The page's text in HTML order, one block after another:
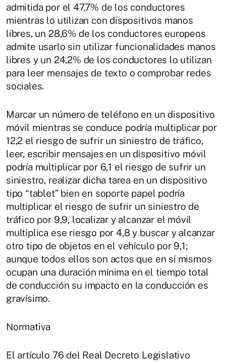
admitida por el 47,7% de los conductores
mientras lo utilizan con dispositivos manos
libres, un 28,6% de los conductores europeos
admite usarlo sin utilizar funcionalidades manos
libres y un 24,2% de los conductores lo utilizan
para leer mensajes de texto o comprobar redes
sociales.
Marcar un número de teléfono en un dispositivo
móvil mientras se conduce podría multiplicar por
12,2 el riesgo de sufrir un siniestro de tráfico,
leer, escribir mensajes en un dispositivo móvil
podría multiplicar por 6,1 el riesgo de sufrir un
siniestro, realizar dicha tarea en un dispositivo
tipo “tablet” bien en soporte papel podría
multiplicar el riesgo de sufrir un siniestro de
tráfico por 9,9, localizar y alcanzar el móvil
multiplica ese riesgo por 4,8 y buscar y alcanzar
otro tipo de objetos en el vehículo por 9,1;
aunque todos ellos son actos que en sí mismos
ocupan una duración mínima en el tiempo total
de conducción su impacto en la conducción es
gravísimo.
Normativa
El artículo 76 del Real Decreto Legislativo